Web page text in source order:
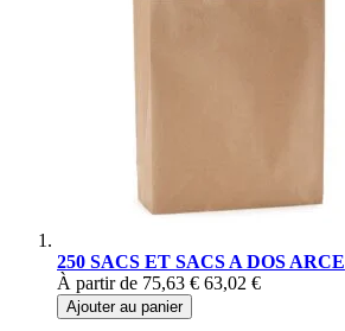
250 SACS ET SACS A DOS ARCE
À partir de 75,63 € 63,02 €
Ajouter au panier